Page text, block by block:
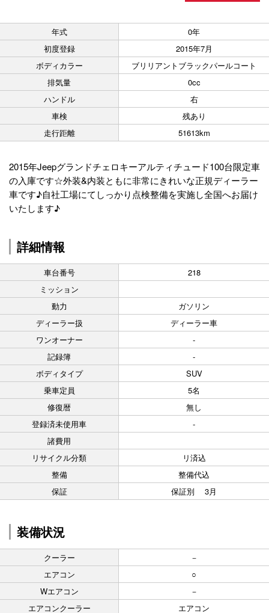
年式
0年
初度登録
2015年7月
ボディカラー
ブリリアントブラックパールコート
排気量
0cc
ハンドル
右
車検
残あり
走行距離
51613km
2015年Jeepグランドチェロキーアルティチュード100台限定車
の入庫です☆外装&内装ともに非常にきれいな正規ディーラー
車です♪自社工場にてしっかり点検整備を実施し全国へお届け
いたします♪
詳細情報
車台番号
218
ミッション
動力
ガソリン
ディーラー扱
ディーラー車
ワンオーナー
-
記録簿
-
ボディタイプ
SUV
乗車定員
5名
修復暦
無し
登録済未使用車
-
諸費用
リサイクル分類
リ済込
整備
整備代込
保証
保証別 3月
装備状況
クーラー
－
エアコン
○
Wエアコン
－
エアコンクーラー
エアコン